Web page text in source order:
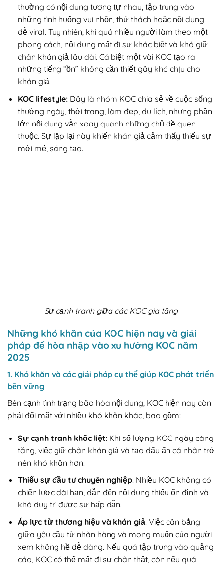
thường có nội dung tương tự nhau, tập trung vào
những tình huống vui nhộn, thử thách hoặc nội dung
dễ viral. Tuy nhiên, khi quá nhiều người làm theo một
phong cách, nội dung mất đi sự khác biệt và khó giữ
chân khán giả lâu dài. Cá biệt một vài KOC tạo ra
những tiếng “ồn” không cần thiết gây khó chịu cho
khán giả.
KOC lifestyle:Đây là nhóm KOC chia sẻ về cuộc sống
thường ngày, thời trang, làm đẹp, du lịch, nhưng phần
lớn nội dung vẫn xoay quanh những chủ đề quen
thuộc. Sự lặp lại này khiến khán giả cảm thấy thiếu sự
mới mẻ, sáng tạo.
Sự cạnh tranh giữa các KOC gia tăng
Những khó khăn của KOC hiện nay và giải
pháp để hòa nhập vào xu hướng KOC năm
2025
1. Khó khăn và các giải pháp cụ thể giúp KOC phát triển
bền vững
Bên cạnh tình trạng bão hòa nội dung, KOC hiện nay còn
phải đối mặt với nhiều khó khăn khác, bao gồm:
Sự cạnh tranh khốc liệt: Khi số lượng KOC ngày càng
tăng, việc giữ chân khán giả và tạo dấu ấn cá nhân trở
nên khó khăn hơn.
Thiếu sự đầu tư chuyên nghiệp: Nhiều KOC không có
chiến lược dài hạn, dẫn đến nội dung thiếu ổn định và
khó duy trì được sự hấp dẫn.
Áp lực từ thương hiệu và khán giả: Việc cân bằng
giữa yêu cầu từ nhãn hàng và mong muốn của người
xem không hề dễ dàng. Nếu quá tập trung vào quảng
cáo, KOC có thể mất đi sự chân thật, còn nếu quá